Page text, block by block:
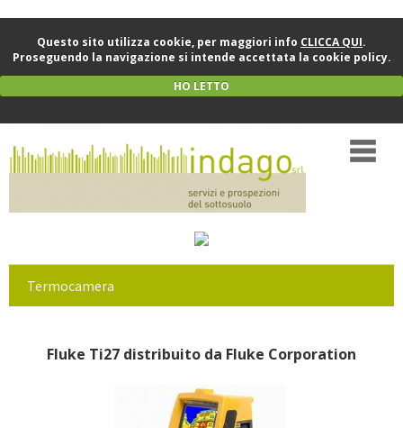
Questo sito utilizza cookie, per maggiori info CLICCA QUI.
Proseguendo la navigazione si intende accettata la cookie policy.
HO LETTO
Termocamera
Fluke Ti27 distribuito da Fluke Corporation